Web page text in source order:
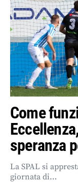
Come
speranza
La SPAL si
giornata di…